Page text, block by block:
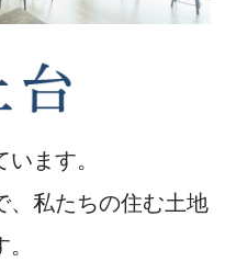
ます。
、私たちの住む土地